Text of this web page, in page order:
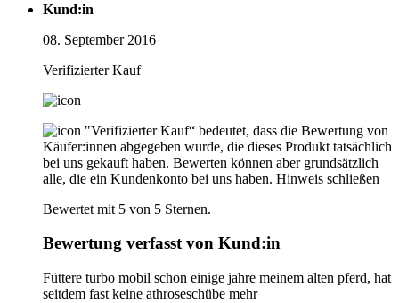
Kund:in
08. September 2016
Verifizierter Kauf
"Verifizierter Kauf“ bedeutet, dass die Bewertung von
Käufer:innen abgegeben wurde, die dieses Produkt tatsächlich
bei uns gekauft haben. Bewerten können aber grundsätzlich
alle, die ein Kundenkonto bei uns haben. Hinweis schließen
Bewertet mit 5 von 5 Sternen.
Bewertung verfasst von Kund:in
Füttere turbo mobil schon einige jahre meinem alten pferd, hat
seitdem fast keine athroseschübe mehr